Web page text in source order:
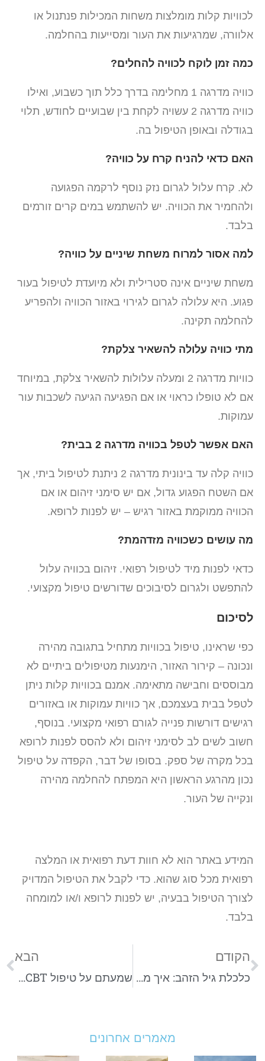
לכוויות קלות מומלצות משחות המכילות פנתנול או
אלוורה, שמרגיעות את העור ומסייעות בהחלמה.
כמה זמן לוקח לכוויה להחלים?
כוויה מדרגה 1 מחלימה בדרך כלל תוך כשבוע, ואילו
כוויה מדרגה 2 עשויה לקחת בין שבועיים לחודש, תלוי
בגודלה ובאופן הטיפול בה.
האם כדאי להניח קרח על כוויה?
לא. קרח עלול לגרום נזק נוסף לרקמה הפגועה
ולהחמיר את הכוויה. יש להשתמש במים קרים זורמים
בלבד.
למה אסור למרוח משחת שיניים על כוויה?
משחת שיניים אינה סטרילית ולא מיועדת לטיפול בעור
פגוע. היא עלולה לגרום לגירוי באזור הכוויה ולהפריע
להחלמה תקינה.
מתי כוויה עלולה להשאיר צלקת?
כוויות מדרגה 2 ומעלה עלולות להשאיר צלקת, במיוחד
אם לא טופלו כראוי או אם הפגיעה הגיעה לשכבות עור
עמוקות.
האם אפשר לטפל בכוויה מדרגה 2 בבית?
כוויה קלה עד בינונית מדרגה 2 ניתנת לטיפול ביתי, אך
אם השטח הפגוע גדול, אם יש סימני זיהום או אם
הכוויה ממוקמת באזור רגיש – יש לפנות לרופא.
מה עושים כשכוויה מזדהמת?
כדאי לפנות מיד לטיפול רפואי. זיהום בכוויה עלול
להתפשט ולגרום לסיבוכים שדורשים טיפול מקצועי.
לסיכום
כפי שראינו, טיפול בכוויות מתחיל בתגובה מהירה
ונכונה – קירור האזור, הימנעות מטיפולים ביתיים לא
מבוססים וחבישה מתאימה. אמנם בכוויות קלות ניתן
לטפל בבית בעצמכם, אך כוויות עמוקות או באזורים
רגישים דורשות פנייה לגורם רפואי מקצועי. בנוסף,
חשוב לשים לב לסימני זיהום ולא להסס לפנות לרופא
בכל מקרה של ספק. בסופו של דבר, הקפדה על טיפול
נכון מהרגע הראשון היא המפתח להחלמה מהירה
ונקייה של העור.
המידע באתר הוא לא חוות דעת רפואית או המלצה
רפואית מכל סוג שהוא. כדי לקבל את הטיפול המדויק
לצורך הטיפול בבעיה, יש לפנות לרופא ו/או למומחה
בלבד.
הקודם
כלכלת גיל הזהב: איך מנהלים את הסיכון הסיעודי ומונעים שחיקת הון משפחתית?
הבא
שמעתם על טיפול CBT? טיפול קוגניטיבי-התנהגותי שישנה לכם את דפוס החשיבה
מאמרים אחרונים